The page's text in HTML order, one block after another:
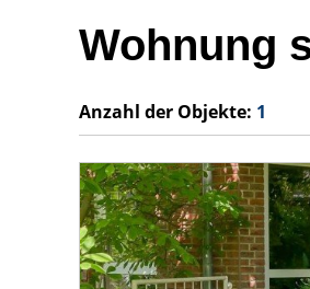
Wohnung
Anzahl der Objekte: 1